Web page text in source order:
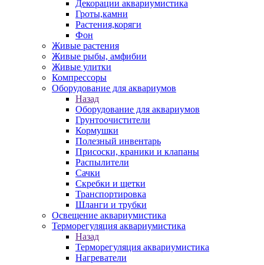
Декорации аквариумистика
Гроты,камни
Растения,коряги
Фон
Живые растения
Живые рыбы, амфибии
Живые улитки
Компрессоры
Оборудование для аквариумов
Назад
Оборудование для аквариумов
Грунтоочистители
Кормушки
Полезный инвентарь
Присоски, краники и клапаны
Распылители
Сачки
Скребки и щетки
Транспортировка
Шланги и трубки
Освещение аквариумистика
Терморегуляция аквариумистика
Назад
Терморегуляция аквариумистика
Нагреватели